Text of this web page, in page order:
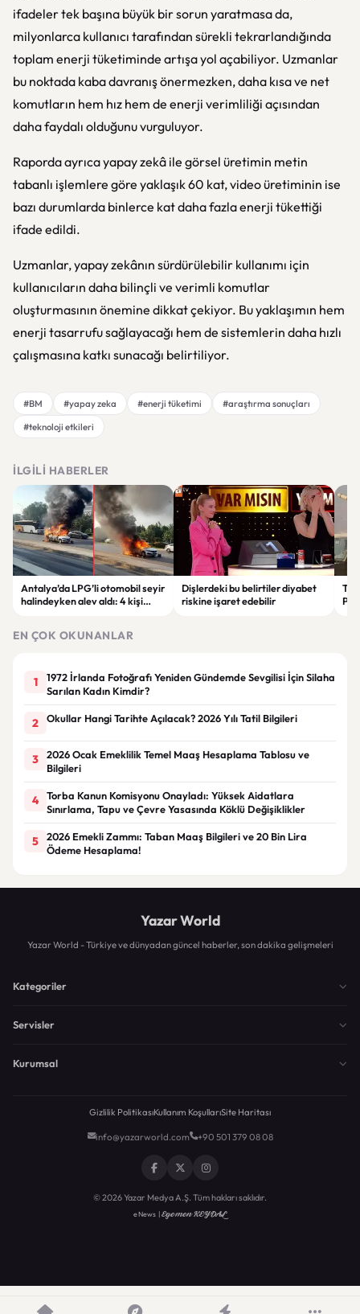
ifadeler tek başına büyük bir sorun yaratmasa da,
milyonlarca kullanıcı tarafından sürekli tekrarlandığında
toplam enerji tüketiminde artışa yol açabiliyor. Uzmanlar
bu noktada kaba davranış önermezken, daha kısa ve net
komutların hem hız hem de enerji verimliliği açısından
daha faydalı olduğunu vurguluyor.
Raporda ayrıca yapay zekâ ile görsel üretimin metin
tabanlı işlemlere göre yaklaşık 60 kat, video üretiminin ise
bazı durumlarda binlerce kat daha fazla enerji tükettiği
ifade edildi.
Uzmanlar, yapay zekânın sürdürülebilir kullanımı için
kullanıcıların daha bilinçli ve verimli komutlar
oluşturmasının önemine dikkat çekiyor. Bu yaklaşımın hem
enerji tasarrufu sağlayacağı hem de sistemlerin daha hızlı
çalışmasına katkı sunacağı belirtiliyor.
#BM #yapay zeka #enerji tüketimi
#araştırma sonuçları
#teknoloji etkileri
İLGILI HABERLER
Antalya’da LPG’li otomobil seyir
halindeyken alev aldı: 4 kişi
Dişlerdeki bu belirtiler diyabet
riskine işaret edebilir
EN ÇOK OKUNANLAR
1
1972 İrlanda Fotoğrafı Yeniden Gündemde Sevgilisi İçin Silaha
Sarılan Kadın Kimdir?
2 Okullar Hangi Tarihte Açılacak? 2026 Yılı Tatil Bilgileri
3
2026 Ocak Emeklilik Temel Maaş Hesaplama Tablosu ve
Bilgileri
4
Torba Kanun Komisyonu Onayladı: Yüksek Aidatlara
Sınırlama, Tapu ve Çevre Yasasında Köklü Değişiklikler
5
2026 Emekli Zammı: Taban Maaş Bilgileri ve 20 Bin Lira
Ödeme Hesaplama!
Yazar World
Yazar World - Türkiye ve dünyadan güncel haberler, son dakika gelişmeleri
Kategoriler
Servisler
Kurumsal
Gizlilik PolitikasıKullanım KoşullarıSite Haritası
info@yazarworld.com +90 501 379 08 08
© 2026 Yazar Medya A.Ş. Tüm hakları saklıdır.
eNews |Egemen KEYDAL